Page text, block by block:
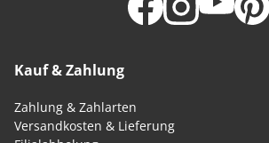
Kauf & Zahlung
Zahlung & Zahlarten
Versandkosten & Lieferung